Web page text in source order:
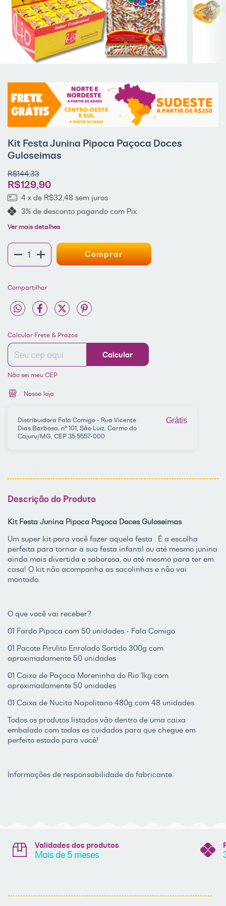
Kit Festa Junina Pipoca Paçoca Doces
Guloseimas
R$144,33
R$129,90
4 x de R$32,48 sem juros
3% de descontopagando com Pix
Ver mais detalhes
Compartilhar
Entregas para o CEP:
Calcular Frete & Prazos
Calcular
Não sei meu CEP
Nossa loja
Distribuidora Fala Comigo - Rua Vicente
Dias Barbosa, nº 101, São Luiz, Carmo do
Cajuru/MG, CEP 35.5557-000
Grátis
Descrição do Produto
Kit Festa Junina Pipoca Paçoca Doces Guloseimas
Um super kit para você fazer aquela festa . É a escolha
perfeita para tornar a sua festa infantil ou até mesmo junina
ainda mais divertida e saborosa, ou até mesmo para ter em
casa! O kit não acompanha as sacolinhas e não vai
montado.
O que você vai receber?
01 Fardo Pipoca com 50 unidades - Fala Comigo
01 Pacote Pirulito Enrolado Sortido 300g com
aproximadamente 50 unidades
01 Caixa de Paçoca Moreninha do Rio 1kg com
aproximadamente 50 unidades
01 Caixa de Nucita Napolitano 480g com 48 unidades
Todos os produtos listados vão dentro de uma caixa
embalado com todos os cuidados para que chegue em
perfeito estado para você!
Informações de responsabilidade do fabricante.
Validades dos produtos
Mais de 5 meses